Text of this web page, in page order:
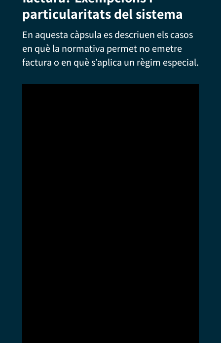
particularitats del sistema
En aquesta càpsula es descriuen els casos
en què la normativa permet no emetre
factura o en què s’aplica un règim especial.